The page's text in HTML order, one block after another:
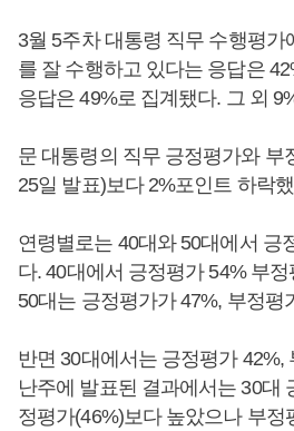
3월 5주차 대통령 직무 수행평가
를 잘 수행하고 있다는 응답은
응답은 49%로 집계됐다. 그 외
문 대통령의 직무 긍정평가와 부
25일 발표)보다 2%포인트 하락
연령별로는 40대와 50대에서 긍
다. 40대에서 긍정평가 54% 부
50대는 긍정평가가 47%, 부정평
반면 30대에서는 긍정평가 42%,
난주에 발표된 결과에서는 30대
정평가(46%)보다 높았으나 부정